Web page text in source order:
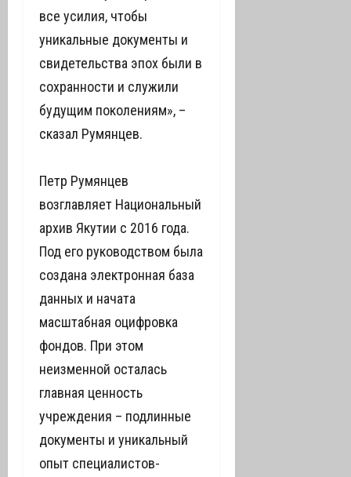
все усилия, чтобы
уникальные документы и
свидетельства эпох были в
сохранности и служили
будущим поколениям», –
сказал Румянцев.
Петр Румянцев
возглавляет Национальный
архив Якутии с 2016 года.
Под его руководством была
создана электронная база
данных и начата
масштабная оцифровка
фондов. При этом
неизменной осталась
главная ценность
учреждения – подлинные
документы и уникальный
опыт специалистов-